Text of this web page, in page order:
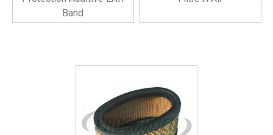
Band